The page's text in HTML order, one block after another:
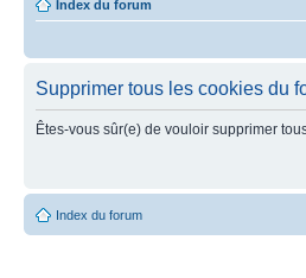
Index du forum
Supprimer tous les cookies du
Êtes-vous sûr(e) de vouloir supprimer
Index du forum